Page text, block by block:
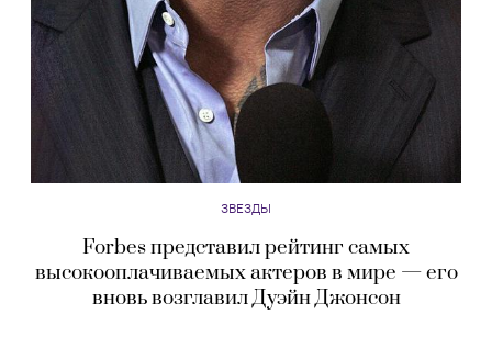
ЗВЕЗДЫ
Forbes представил рейтинг самых
высокооплачиваемых актеров в мире — его
вновь возглавил Дуэйн Джонсон